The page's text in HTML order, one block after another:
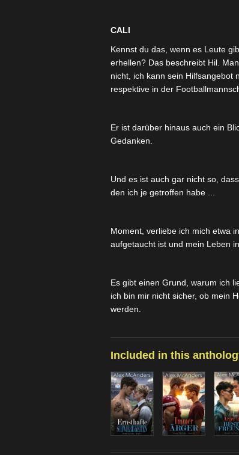
CALI
Kennst du das, wenn es Leute
erhellen? Das beschreibt Hil.
nicht, ich kann sein Hilfsangebot
respektive in der
Er ist darüber hinaus auch ein
Gedanken.
Und es ist auch gar nicht so,
den ich je getroffen habe ...
Moment, verliebe ich mich etwa
aufgetaucht ist und mein Leben
Es gibt einen Grund, warum ich
ich bin mir nicht sicher, ob mein
werden.
Included in this